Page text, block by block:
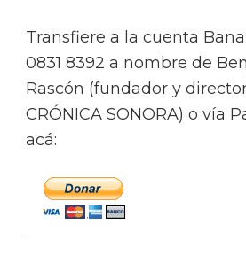
Transfiere a la cuenta
0831 8392 a nombre de
Rascón (fundador y
CRÓNICA SONORA) o vía
acá: